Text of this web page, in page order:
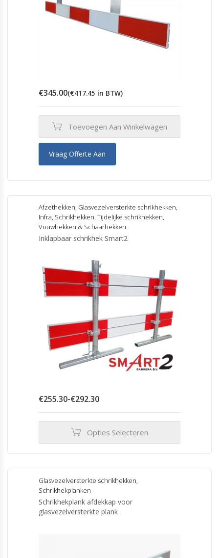
€345.00(€417.45 in BTW)
Toevoegen Aan Winkelwagen
Vraag Offerte Aan
Afzethekken, Glasvezelversterkte schrikhekken,
Infra, Schrikhekken, Tijdelijke schrikhekken,
Vouwhekken & Schaarhekken
Inklapbaar schrikhek Smart2
€255.30-€292.30Prijsklasse:
€292.30
Opties Selecteren
heeft
meerdere
variaties.
Deze
optie
kan
Glasvezelversterkte schrikhekken,
Schrikhekplanken
Schrikhekplank afdekkap voor
glasvezelversterkte plank